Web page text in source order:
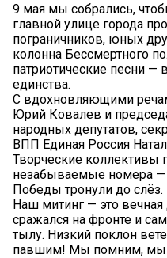
9 мая мы собрались,
главной улице города
пограничников, юных
колонна Бессмертного
патриотические песни —
единства.
С вдохновляющими
Юрий Ковалев и
народных депутатов,
ВПП Единая Россия
Творческие коллективы
незабываемые номера —
Победы тронули до слёз.
Наш митинг — это
сражался на фронте и
тылу. Низкий поклон
павшим! Мы помним, мы